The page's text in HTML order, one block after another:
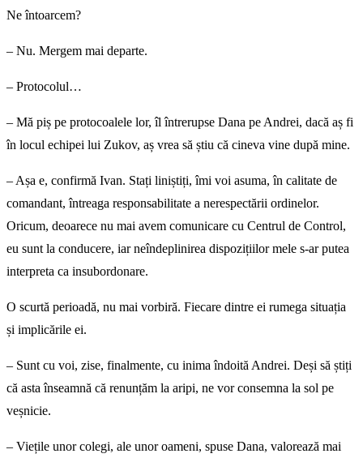
Ne întoarcem?
– Nu. Mergem mai departe.
– Protocolul…
– Mă piș pe protocoalele lor, îl întrerupse Dana pe Andrei, dacă aș fi
în locul echipei lui Zukov, aș vrea să știu că cineva vine după mine.
– Așa e, confirmă Ivan. Stați liniștiți, îmi voi asuma, în calitate de
comandant, întreaga responsabilitate a nerespectării ordinelor.
Oricum, deoarece nu mai avem comunicare cu Centrul de Control,
eu sunt la conducere, iar neîndeplinirea dispozițiilor mele s-ar putea
interpreta ca insubordonare.
O scurtă perioadă, nu mai vorbiră. Fiecare dintre ei rumega situația
și implicările ei.
– Sunt cu voi, zise, finalmente, cu inima îndoită Andrei. Deși să știți
că asta înseamnă că renunțăm la aripi, ne vor consemna la sol pe
veșnicie.
– Viețile unor colegi, ale unor oameni, spuse Dana, valorează mai